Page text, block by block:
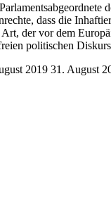
dass die
der vor dem
politischen
2019 31. August